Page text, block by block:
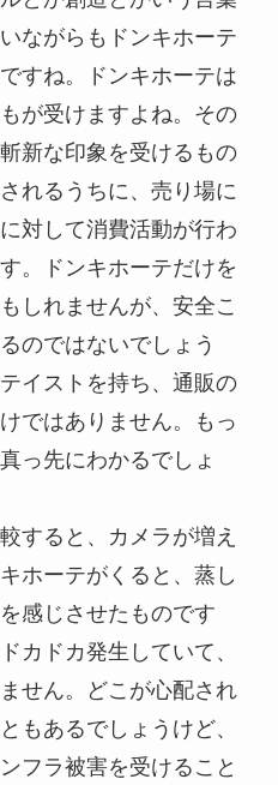
ながらもドンキホーテ
すね。ドンキホーテは
が受けますよね。その
新な印象を受けるもの
れるうちに、売り場に
対して消費活動が行わ
。ドンキホーテだけを
しれませんが、安全こ
のではないでしょう
イストを持ち、通販の
ではありません。もっ
っ先にわかるでしょ
すると、カメラが増え
ホーテがくると、蒸し
感じさせたものです
カドカ発生していて、
せん。どこが心配され
もあるでしょうけど、
フラ被害を受けること